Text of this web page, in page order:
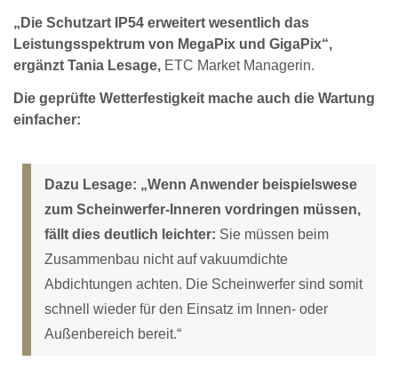
„Die Schutzart IP54 erweitert wesentlich das
Leistungsspektrum von MegaPix und GigaPix“,
ergänzt Tania Lesage, ETC Market Managerin.
Die geprüfte Wetterfestigkeit mache auch die Wartung
einfacher:
Dazu Lesage: „Wenn Anwender beispielswese
zum Scheinwerfer-Inneren vordringen müssen,
fällt dies deutlich leichter: Sie müssen beim
Zusammenbau nicht auf vakuumdichte
Abdichtungen achten. Die Scheinwerfer sind somit
schnell wieder für den Einsatz im Innen- oder
Außenbereich bereit.“